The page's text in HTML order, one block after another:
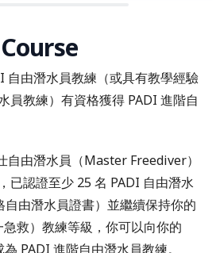
自由潛水員教練 （或具有教學經驗
員教練）有資格獲得 PADI 進階自
自由潛水員（Master Freediver）
已認證至少 25 名 PADI 自由潛水
自由潛水員證書）並繼續保持你的
急救）教練等級，你可以向你的
PADI 進階自由潛水員教練。